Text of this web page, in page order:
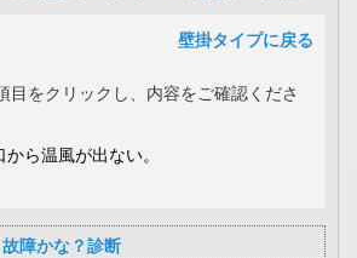
壁掛タイプに戻る
目をクリックし、内容をご確認くださ
ら温風が出ない。
故障かな？診断